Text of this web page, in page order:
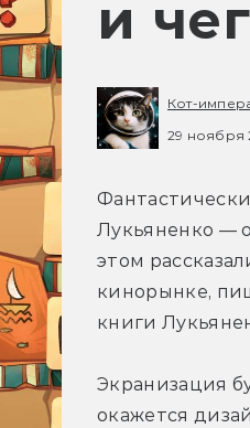
и
Кот-
29 ноября
Лукьяненко —
этом
кинорынке,
книги
Экранизация
окажется